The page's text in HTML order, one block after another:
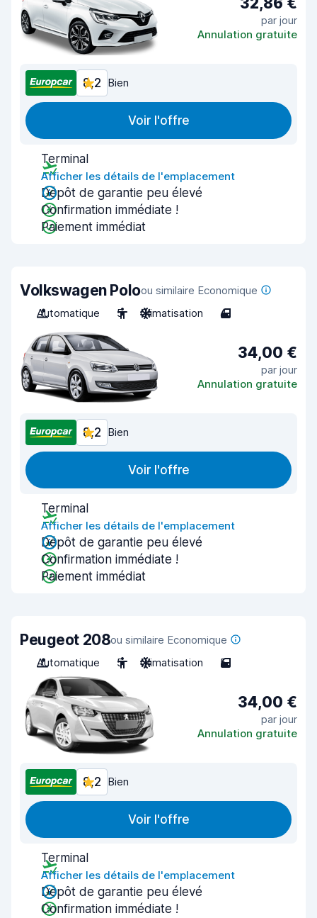
par jour
Annulation gratuite
8,2 Bien
Voir l'offre
Terminal
Afficher les détails de l'emplacement
Dépôt de garantie peu élevé
Confirmation immédiate !
Paiement immédiat
Volkswagen Poloou similaire Economique
Automatique
5 Climatisation 4
34,00 €
par jour
Annulation gratuite
8,2 Bien
Voir l'offre
Terminal
Afficher les détails de l'emplacement
Dépôt de garantie peu élevé
Confirmation immédiate !
Paiement immédiat
Peugeot 208ou similaire Economique
Automatique
5 Climatisation 5
34,00 €
par jour
Annulation gratuite
8,2 Bien
Voir l'offre
Terminal
Afficher les détails de l'emplacement
Dépôt de garantie peu élevé
Confirmation immédiate !